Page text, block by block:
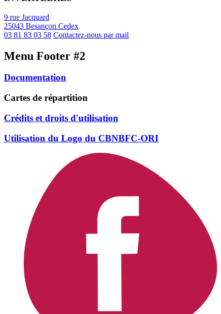
9 rue Jacquard
25043 Besançon Cedex
03 81 83 03 58 Contactez-nous par mail
Menu Footer #2
Documentation
Cartes de répartition
Crédits et droits d'utilisation
Utilisation du Logo du CBNBFC-ORI